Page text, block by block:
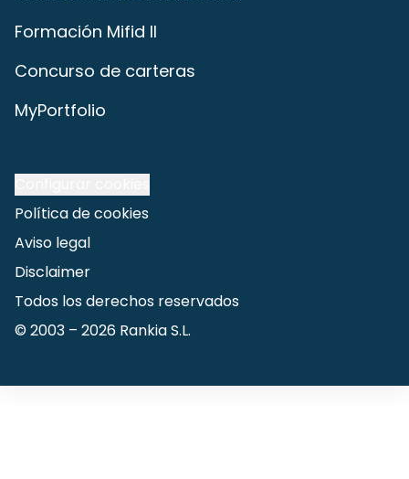
Formación Mifid II
Concurso de carteras
MyPortfolio
Política de cookies
Aviso legal
Disclaimer
Todos los derechos reservados
© 2003 – 2026 Rankia S.L.